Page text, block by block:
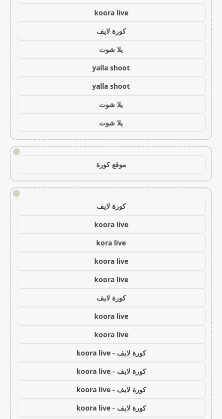
koora live
كورة لايف
يلا شوت
yalla shoot
yalla shoot
يلا شوت
يلا شوت
!
موقع كورة
!
كورة لايف
koora live
kora live
koora live
koora live
كورة لايف
koora live
koora live
كورة لايف - koora live
كورة لايف - koora live
كورة لايف - koora live
كورة لايف - koora live